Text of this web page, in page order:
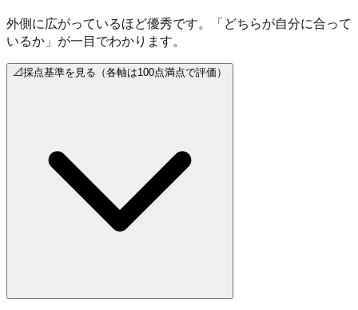
外側に広がっているほど優秀です。「どちらが自分に合って
いるか」が一目でわかります。
📐採点基準を見る（各軸は100点満点で評価）